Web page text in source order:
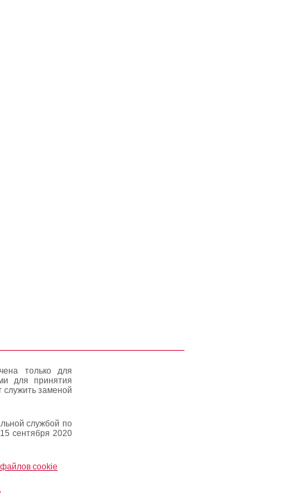
только для
для принятия
заменой
службой по
сентября 2020
cookie